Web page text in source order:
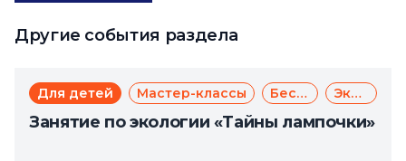
Другие события раздела
Для детей Мастер-классы Бесплатно Экология
Занятие по экологии «Тайны лампочки»